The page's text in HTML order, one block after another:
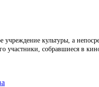
учреждение культуры, а
участники, собравшиеся в